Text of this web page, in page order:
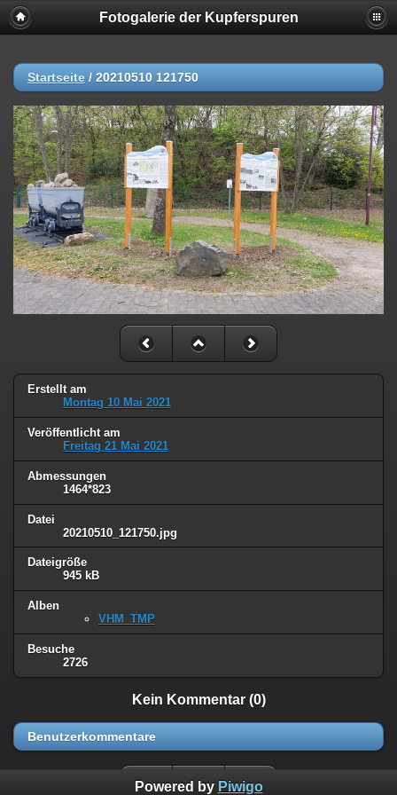
Fotogalerie der Kupferspuren
Startseite / 20210510 121750
Erstellt am
Montag 10 Mai 2021
Veröffentlicht am
Freitag 21 Mai 2021
Abmessungen
1464*823
Datei
20210510_121750.jpg
Dateigröße
945 kB
Alben
VHM_TMP
Besuche
2726
Kein Kommentar (0)
Benutzerkommentare
Powered by Piwigo